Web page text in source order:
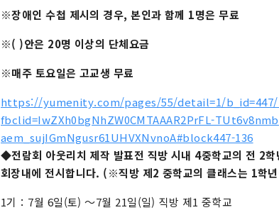
※장애인 수첩 제시의 경우, 본인과 함께 1명은 무료
※( )안은 20명 이상의 단체요금
※매주 토요일은 고교생 무료
https://yumenity.com/pages/55/detail=1/b_id=447/
fbclid=IwZXh0bgNhZW0CMTAAAR2PrFL-
aem_sujIGmNgusr61UHVXNvnoA#block447-136
◆전람회 아웃리치 제작 발표전 직방 시내 4중학교의 전 2
회장내에 전시합니다. (※직방 제2 중학교의 클래스는 1학
1기：7월 6일(토) ～7월 21일(일) 직방 제1 중학교